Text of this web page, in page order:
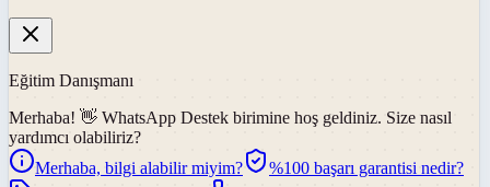
Eğitim Danışmanı
Merhaba! 👋 WhatsApp Destek birimine hoş geldiniz. Size nasıl
yardımcı olabiliriz?
Merhaba, bilgi alabilir miyim?
%100 başarı garantisi nedir?